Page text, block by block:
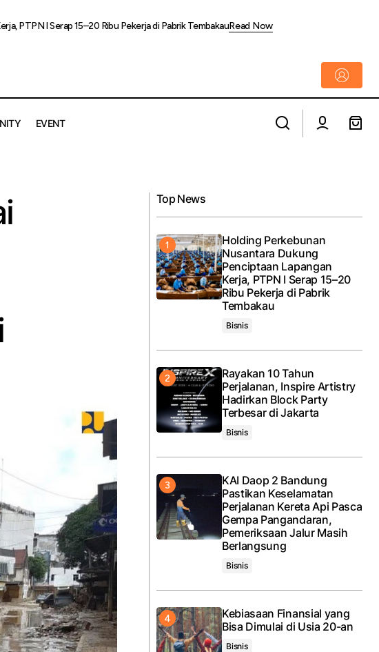
PTPN I Serap 15–20 Ribu Pekerja di Pabrik TembakauRead Now
EVENT
Top News
Holding Perkebunan
Nusantara Dukung
Penciptaan Lapangan
Kerja, PTPN I Serap 15–20
Ribu Pekerja di Pabrik
Tembakau
Bisnis
Rayakan 10 Tahun
Perjalanan, Inspire Artistry
Hadirkan Block Party
Terbesar di Jakarta
Bisnis
KAI Daop 2 Bandung
Pastikan Keselamatan
Perjalanan Kereta Api Pasca
Gempa Pangandaran,
Pemeriksaan Jalur Masih
Berlangsung
Bisnis
Kebiasaan Finansial yang
Bisa Dimulai di Usia 20-an
Bisnis